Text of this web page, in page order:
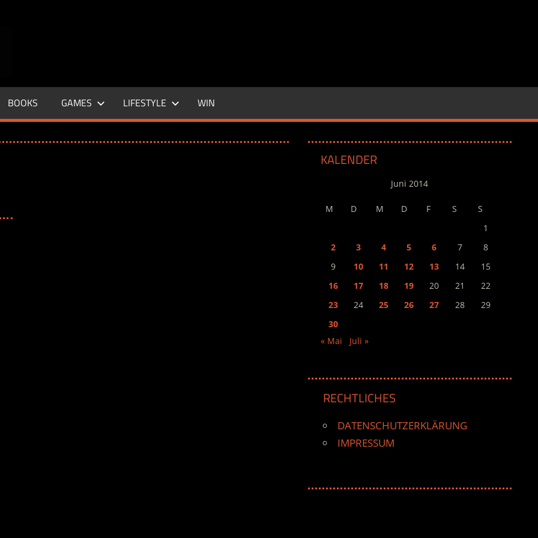
–
LIFE
BOOKS GAMES LIFESTYLE WIN
KALENDER
Juni 2014
M D M D F S
S
1
2
3 4 5 6 7
8
9
10 11 12 13 14
15
16
17 18 19 20 21
22
23
24 25 26 27 28
29
30
« Mai
Juli »
RECHTLICHES
DATENSCHUTZERKLÄRUNG
IMPRESSUM